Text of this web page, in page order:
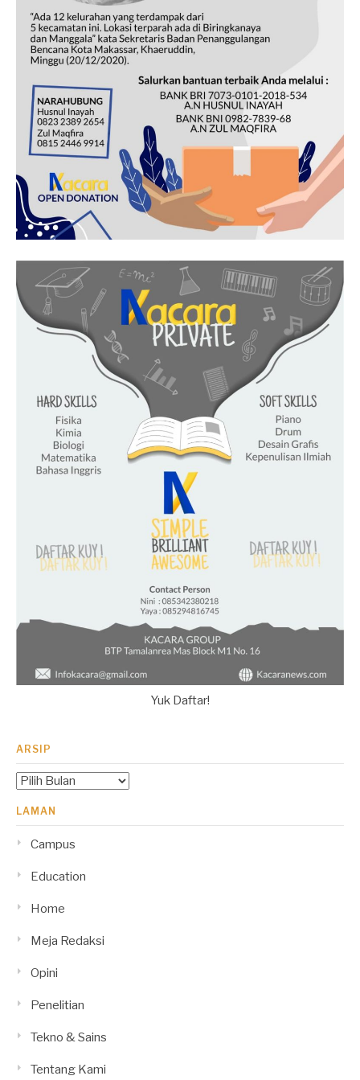
Yuk Daftar!
ARSIP
Arsip
LAMAN
Campus
Education
Home
Meja Redaksi
Opini
Penelitian
Tekno & Sains
Tentang Kami